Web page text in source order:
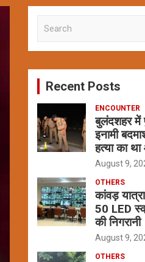
c
Recent Posts
ENCOUNTER
बुलंदशहर में
इनामी
हत्या का था
August 9,
OTHERS
कांवड़
50 LED
की निगरानी
August 9,
OTHERS